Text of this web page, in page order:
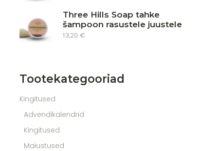
Three Hills Soap tahke
šampoon rasustele juustele
13,20 €
Tootekategooriad
Kingitused
Advendikalendrid
Kingitused
Maiustused